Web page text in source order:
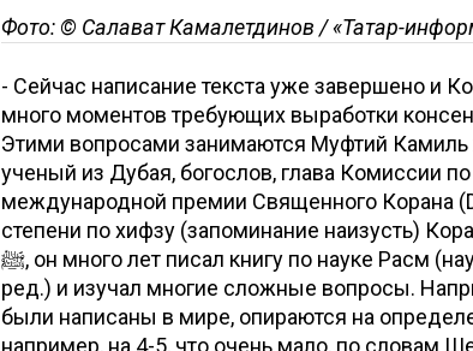
Фото: © Салават Камалетдинов / «Татар-
- Сейчас написание текста уже завершено и
много моментов требующих выработки
Этими вопросами занимаются Муфтий
ученый из Дубая, богослов, глава Комиссии
международной премии Священного Корана
степени по хифзу (запоминание наизусть)
ﷺ, он много лет писал книгу по науке Расм (наука по написанию текста Корана –
ред.) и изучал многие сложные вопросы.
были написаны в мире, опираются на
например, на 4-5, что очень мало, по словам